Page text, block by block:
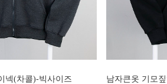
넥(차콜)-빅사이즈
남자큰옷 기모